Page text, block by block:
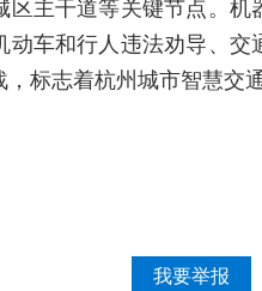
区主干道等关键节点。
动车和行人违法劝导、
标志着杭州城市智慧交
我要举报